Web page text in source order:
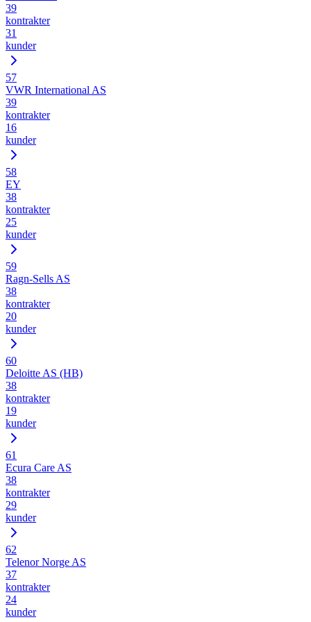
39
kontrakter
31
kunder
57
VWR International AS
39
kontrakter
16
kunder
58
EY
38
kontrakter
25
kunder
59
Ragn-Sells AS
38
kontrakter
20
kunder
60
Deloitte AS (HB)
38
kontrakter
19
kunder
61
Ecura Care AS
38
kontrakter
29
kunder
62
Telenor Norge AS
37
kontrakter
24
kunder